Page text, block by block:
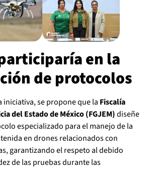
en la
de protocolos
iniciativa, se propone que la Fiscalía
del Estado de México (FGJEM)diseñe
especializado para el manejo de la
en drones relacionados con
garantizando el respeto al debido
de las pruebas durante las